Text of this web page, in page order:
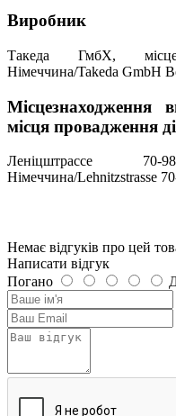
Виробник
Такеда ГмбХ, місце
Німеччина/Takeda GmbH
Місцезнаходження
місця провадження
Леніцштрассе
Німеччина/Lehnitzstrasse
Немає відгуків про цей
Написати відгук
Погано